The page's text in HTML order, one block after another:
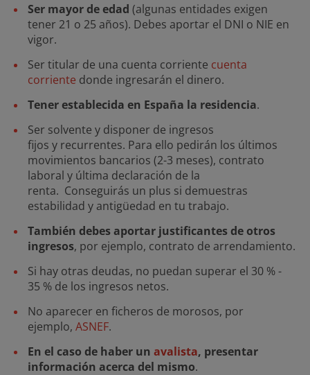
Ser mayor de edad (algunas entidades exigen
tener 21 o 25 años). Debes aportar el DNI o NIE en
vigor.
Ser titular de una cuenta corriente cuenta
corriente donde ingresarán el dinero.
Tener establecida en España la residencia.
Ser solvente y disponer de ingresos
fijos y recurrentes. Para ello pedirán los últimos
movimientos bancarios (2-3 meses), contrato
laboral y última declaración de la
renta. Conseguirás un plus si demuestras
estabilidad y antigüedad en tu trabajo.
También debes aportar justificantes de otros
ingresos, por ejemplo, contrato de arrendamiento.
Si hay otras deudas, no puedan superar el 30 % -
35 % de los ingresos netos.
No aparecer en ficheros de morosos, por
ejemplo, ASNEF.
En el caso de haber un avalista, presentar
información acerca del mismo.